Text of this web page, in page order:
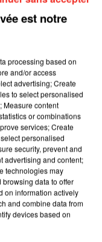
est notre
processing based on
and/or access
advertising; Create
to select personalised
Measure content
or combinations
services; Create
personalised
security, prevent and
advertising and content;
technologies may
data to offer
on information actively
and combine data from
devices based on